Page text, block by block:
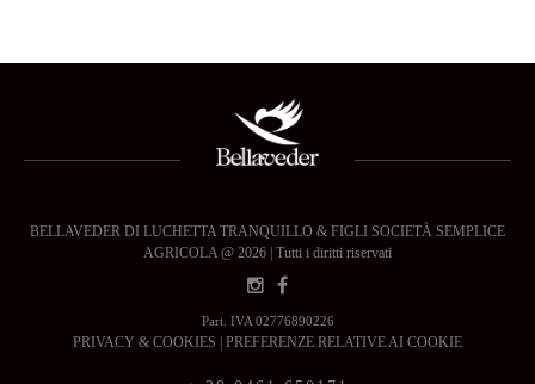
BELLAVEDER DI LUCHETTA TRANQUILLO & FIGLI SOCIETÀ SEMPLICE
AGRICOLA @ 2026 | Tutti i diritti riservati
Part. IVA 02776890226
PRIVACY & COOKIES PREFERENZE RELATIVE AI COOKIE